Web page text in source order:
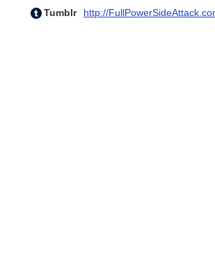
Tumblr
http://